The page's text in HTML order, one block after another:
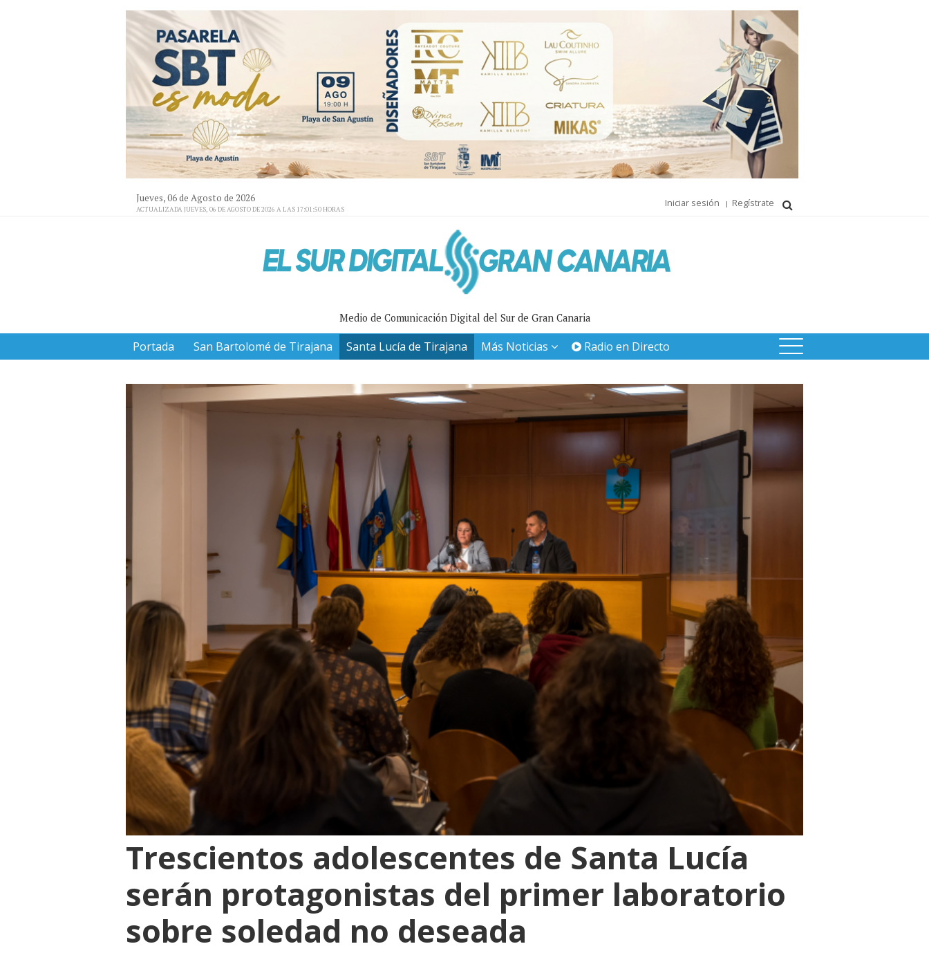
Jueves, 06 de Agosto de 2026
ACTUALIZADA JUEVES, 06 DE AGOSTO DE 2026 A LAS 17:01:50 HORAS
Iniciar sesión Regístrate
Medio de Comunicación Digital del Sur de Gran Canaria
Portada San Bartolomé de Tirajana Santa Lucía de Tirajana Más Noticias Radio en Directo
Trescientos adolescentes de Santa Lucía
serán protagonistas del primer laboratorio
sobre soledad no deseada